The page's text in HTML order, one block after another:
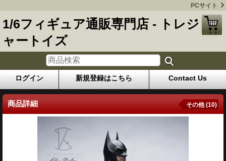
PCサイト
1/6フィギュア通販専門店 - トレジ
ャートイズ
ログイン 新規登録はこちら Contact Us
商品詳細 その他 (10)